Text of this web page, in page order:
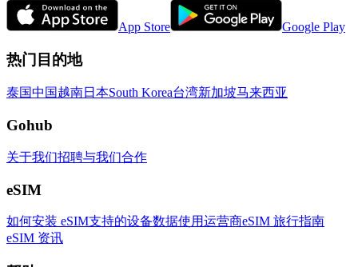
App Store Google Play
热门目的地
泰国中国 越南日本South Korea台湾新加坡马来西亚
Gohub
关于我们招聘与我们合作
eSIM
如何安装 eSIM支持的设备数据使用运营商eSIM 旅行指南
eSIM 资讯